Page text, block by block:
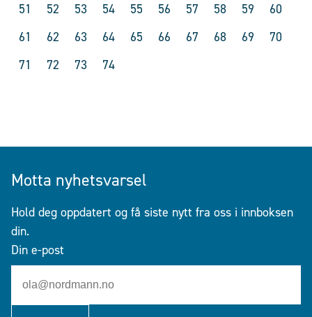
51
52 53 54 55 56 57 58 59
60
61
62 63 64 65 66 67 68 69
70
71
72 73 74
Motta nyhetsvarsel
Hold deg oppdatert og få siste nytt fra oss i innboksen
din.
Din e-post